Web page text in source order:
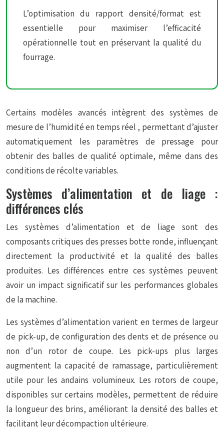
L’optimisation du rapport densité/format est
essentielle pour maximiser l’efficacité
opérationnelle tout en préservant la qualité du
fourrage.
Certains modèles avancés intègrent des systèmes de
mesure de l’humidité en temps réel , permettant d’ajuster
automatiquement les paramètres de pressage pour
obtenir des balles de qualité optimale, même dans des
conditions de récolte variables.
Systèmes d’alimentation et de liage :
différences clés
Les systèmes d’alimentation et de liage sont des
composants critiques des presses botte ronde, influençant
directement la productivité et la qualité des balles
produites. Les différences entre ces systèmes peuvent
avoir un impact significatif sur les performances globales
de la machine.
Les systèmes d’alimentation varient en termes de largeur
de pick-up, de configuration des dents et de présence ou
non d’un rotor de coupe. Les pick-ups plus larges
augmentent la capacité de ramassage, particulièrement
utile pour les andains volumineux. Les rotors de coupe,
disponibles sur certains modèles, permettent de réduire
la longueur des brins, améliorant la densité des balles et
facilitant leur décompaction ultérieure.